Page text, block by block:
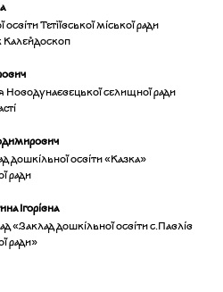
Тетіївської міської ради
Калейдоскоп
Новодунаєвецької селищної ради
дошкільної освіти «Казка»
ради
Ігорівна
«Заклад дошкільної освіти с.Павлів
ради»